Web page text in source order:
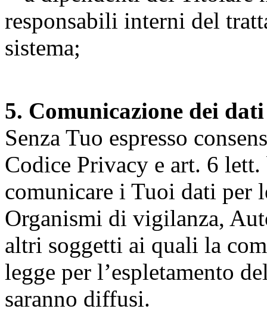
responsabili interni del
sistema;
5. Comunicazione dei dati
Senza Tuo espresso
Codice Privacy e art. 6
comunicare i Tuoi dati per
Organismi di vigilanza,
altri soggetti ai quali la
legge per l’espletamento
saranno diffusi.